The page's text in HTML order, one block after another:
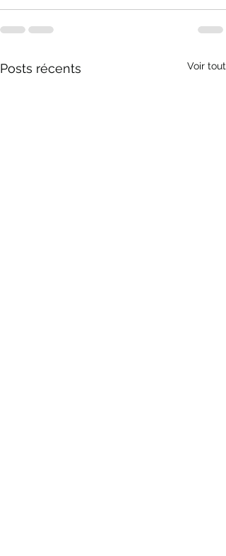
Posts récents Voir tout